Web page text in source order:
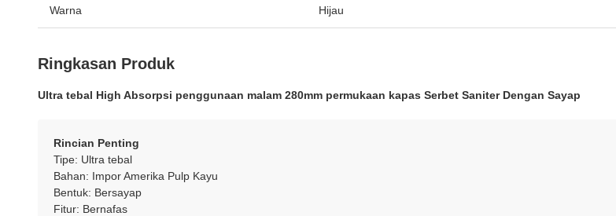
Warna Hijau
Ringkasan Produk
Ultra tebal High Absorpsi penggunaan malam 280mm permukaan kapas Serbet Saniter Dengan Sayap
Rincian Penting
Tipe: Ultra tebal
Bahan: Impor Amerika Pulp Kayu
Bentuk: Bersayap
Fitur: Bernafas